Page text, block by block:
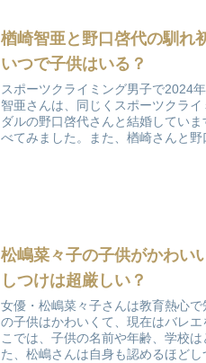
楢崎智亜と野口啓代の馴れ
いつで子供はいる？
スポーツクライミング男子で2024
智亜さんは、同じくスポーツクラ
ダルの野口啓代さんと結婚してい
べてみました。また、楢崎さんと
松嶋菜々子の子供がかわい
しつけは超厳しい？
女優・松嶋菜々子さんは教育熱心
の子供はかわいくて、現在はバレ
こでは、子供の名前や年齢、学校
た、松嶋さんは自身も認めるほど